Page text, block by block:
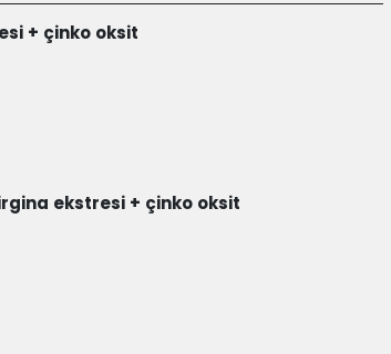
+ çinko oksit
ekstresi + çinko oksit